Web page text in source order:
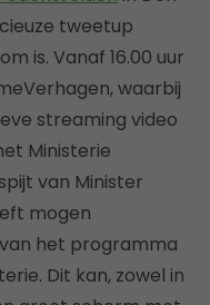
tweetup
is. Vanaf 16.00 uur
waarbij
streaming video
Ministerie
van Minister
mogen
het programma
Dit kan, zowel in